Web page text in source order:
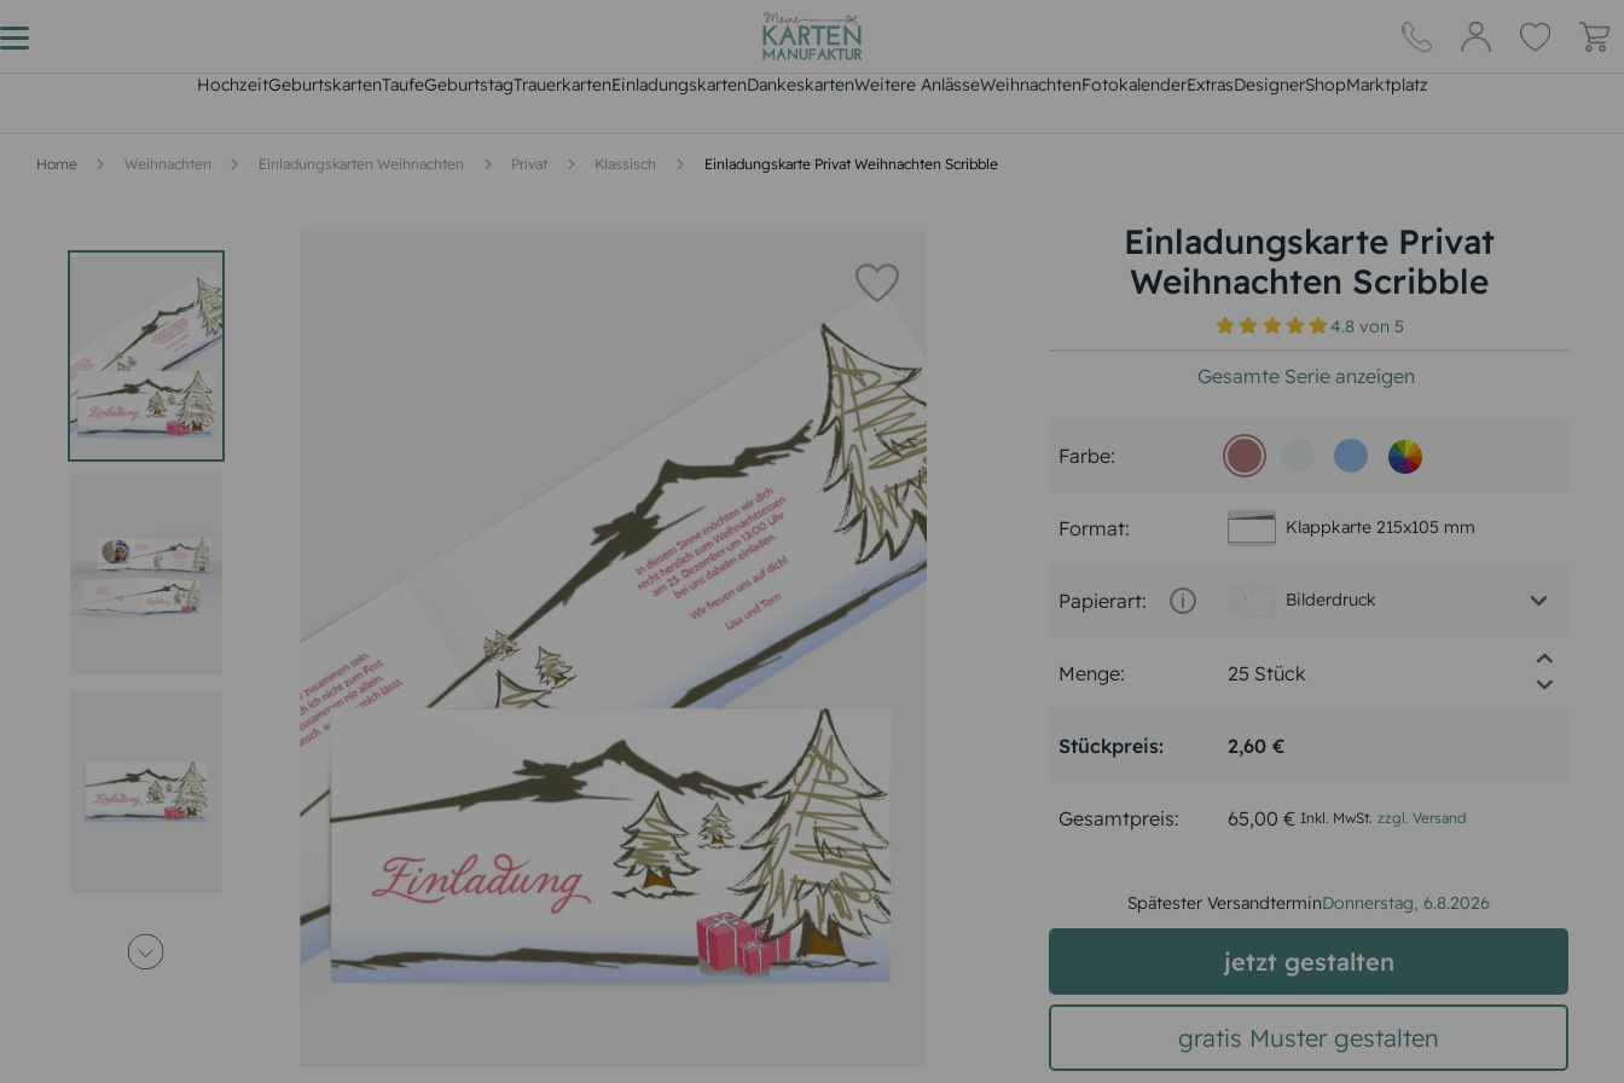
HochzeitGeburtskartenTaufeGeburtstagTrauerkartenEinladungskartenDankeskartenWeitere AnlässeWeihnachtenFotokalenderExtrasDesignerShopMarktplatz
Home Weihnachten Einladungskarten Weihnachten Privat Klassisch Einladungskarte Privat Weihnachten Scribble
Einladungskarte Privat
Weihnachten Scribble
4.8von 5
Gesamte Serie anzeigen
Farbe:
Format: Klappkarte 215x105 mm
Papierart: Bilderdruck
Menge:
Stückpreis: 2,60 €
Gesamtpreis: 65,00 € Inkl. MwSt. zzgl. Versand
Spätester VersandterminDonnerstag, 6.8.2026
jetzt gestalten
gratis Muster gestalten